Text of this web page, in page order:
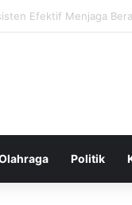
untuk Diet yang Efektif
Politik